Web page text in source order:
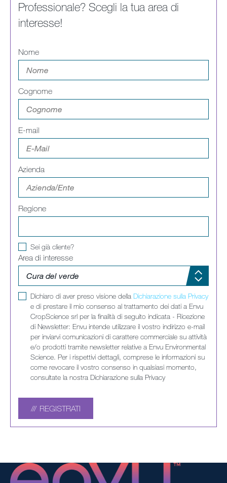
Professionale? Scegli la tua area di
interesse!
Newsletter
signup
Nome
Cognome
E-mail
Azienda
Regione
Sei già cliente?
Area di interesse
Dichiaro di aver preso visione della Dichiarazione sulla Privacy
e di prestare il mio consenso al trattamento dei dati a Envu
CropScience srl per la finalità di seguito indicata - Ricezione
di Newsletter: Envu intende utilizzare il vostro indirizzo e-mail
per inviarvi comunicazioni di carattere commerciale su attività
e/o prodotti tramite newsletter relative a Envu Environmental
Science. Per i rispettivi dettagli, comprese le informazioni su
come revocare il vostro consenso in qualsiasi momento,
consultate la nostra Dichiarazione sulla Privacy
REGISTRATI